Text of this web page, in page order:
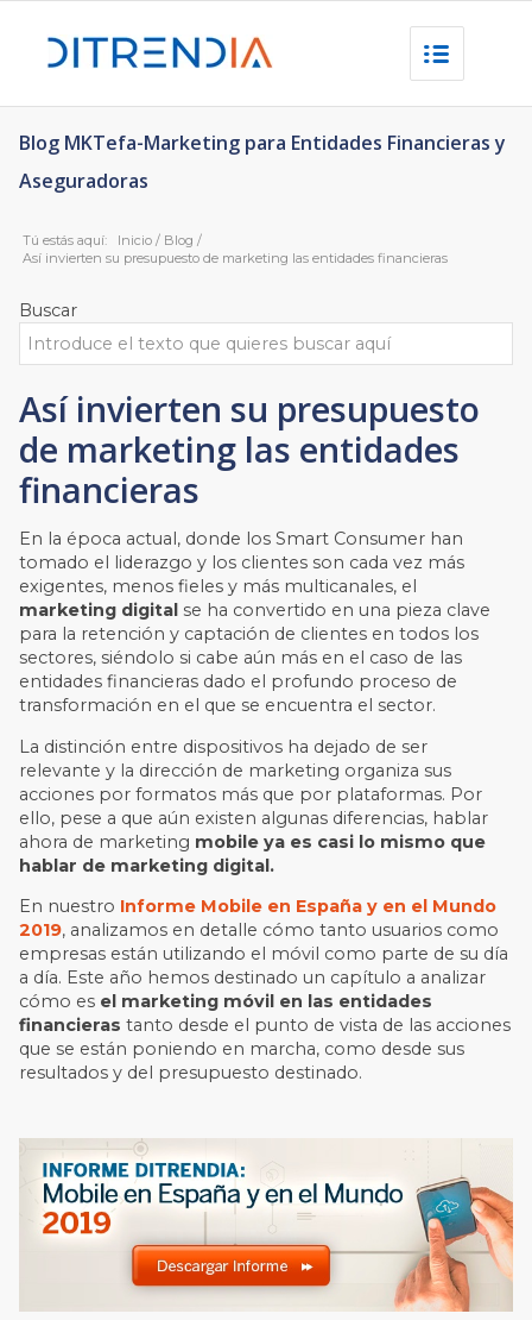
Blog MKTefa-Marketing para Entidades Financieras y
Aseguradoras
Tú estás aquí: Inicio / Blog /
Así invierten su presupuesto de marketing las entidades financieras
Buscar
Así invierten su presupuesto
de marketing las entidades
financieras
En la época actual, donde los Smart Consumer han
tomado el liderazgo y los clientes son cada vez más
exigentes, menos fieles y más multicanales, el
marketing digital se ha convertido en una pieza clave
para la retención y captación de clientes en todos los
sectores, siéndolo si cabe aún más en el caso de las
entidades financieras dado el profundo proceso de
transformación en el que se encuentra el sector.
La distinción entre dispositivos ha dejado de ser
relevante y la dirección de marketing organiza sus
acciones por formatos más que por plataformas. Por
ello, pese a que aún existen algunas diferencias, hablar
ahora de marketing mobile ya es casi lo mismo que
hablar de marketing digital.
En nuestro Informe Mobile en España y en el Mundo
2019, analizamos en detalle cómo tanto usuarios como
empresas están utilizando el móvil como parte de su día
a día. Este año hemos destinado un capítulo a analizar
cómo es el marketing móvil en las entidades
financieras tanto desde el punto de vista de las acciones
que se están poniendo en marcha, como desde sus
resultados y del presupuesto destinado.